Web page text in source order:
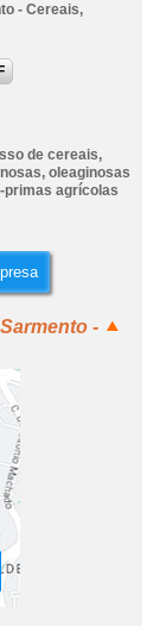
- Cereais,
de cereais,
oleaginosas
agrícolas
-